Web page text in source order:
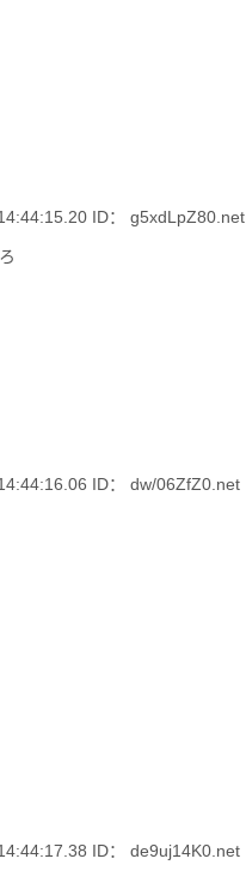
ID： g5xdLpZ80.net
ID： dw/06ZfZ0.net
ID： de9uj14K0.net